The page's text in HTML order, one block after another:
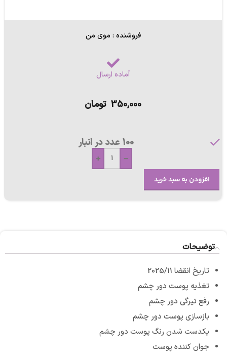
فروشنده : موی من
آماده ارسال
350,000 تومان
100 عدد در انبار
-
+
افزودن به سبد خرید
توضیحات
تاریخ انقضا 2025/11
تغذیه پوست دور چشم
رفع تیرگی دور چشم
بازسازی پوست دور چشم
یکدست شدن رنگ پوست دور چشم
جوان کننده پوست